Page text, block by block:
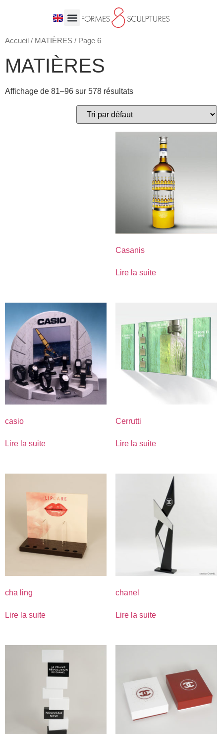
Accueil / MATIÈRES / Page 6
MATIÈRES
Affichage de 81–96 sur 578 résultats
Casanis
Lire la suite
casio
Lire la suite
Cerrutti
Lire la suite
cha ling
Lire la suite
chanel
Lire la suite